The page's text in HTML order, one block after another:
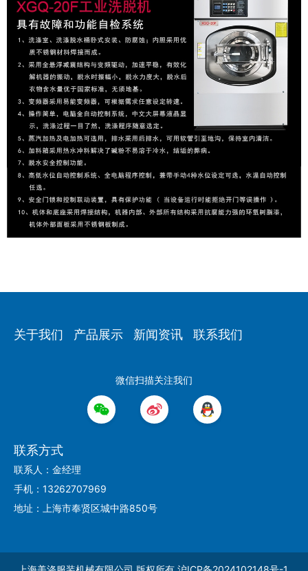
关于我们 产品展示 新闻资讯 联系我们
微信扫描关注我们
联系方式
联系人：金经理
手机：13262707969
地址：上海市奉贤区城中路850号